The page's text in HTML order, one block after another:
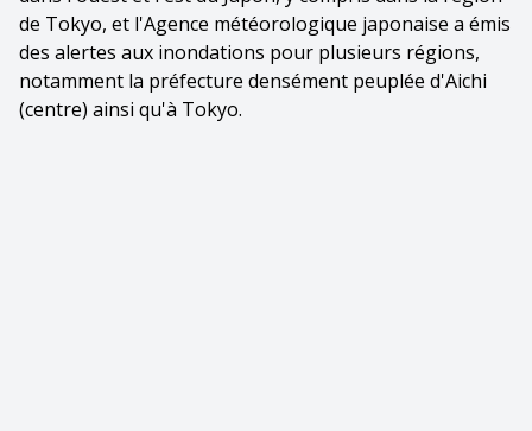
de Tokyo, et l'Agence météorologique japonaise a émis
des alertes aux inondations pour plusieurs régions,
notamment la préfecture densément peuplée d'Aichi
(centre) ainsi qu'à Tokyo.